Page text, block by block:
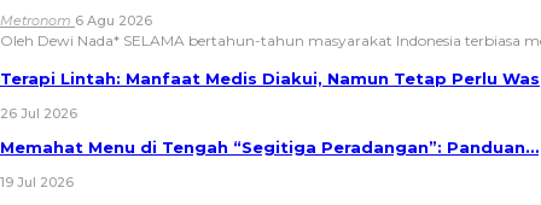
Metronom 6 Agu 2026
Oleh Dewi Nada* SELAMA bertahun-tahun masyarakat Indonesia terbiasa
Terapi Lintah: Manfaat Medis Diakui, Namun Tetap Perlu
26 Jul 2026
Memahat Menu di Tengah “Segitiga Peradangan”: Panduan…
19 Jul 2026